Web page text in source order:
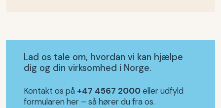
Lad os tale om, hvordan vi kan hjælpe
dig og din virksomhed i Norge.
Kontakt os på +47 4567 2000eller udfyld
formularen her – så hører du fra os.